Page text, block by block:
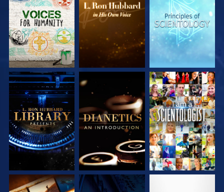
DÉCOUVRIR LES
SÉRIES
DÉCOUVRIR LES
SÉRIES
DÉCOUVRIR LES
SÉRIES
DÉCOUVRIR LES
SÉRIES
DÉCOUVRIR LES
SÉRIES
REGARDER